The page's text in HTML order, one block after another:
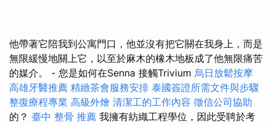
他帶著它陪我到公寓門口，他並沒有把它關在我身上，而是
無限緩慢地關上它，以至於麻木的橡木地板成了他無限痛苦
的媒介。 - 您是如何在Senna 接觸Trivium 烏日放鬆按摩
高雄牙醫推薦 精緻茶會服務安排 泰國簽證所需文件與步驟
整復療程專業 高級外燴 清潔工的工作內容 徵信公司協助
的？ 臺中 整骨 推薦 我擁有紡織工程學位，因此受聘於考